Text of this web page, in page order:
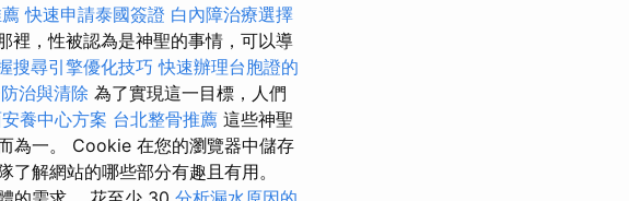
快速申請泰國簽證 白內障治療選擇
裡，性被認為是神聖的事情，可以導
搜尋引擎優化技巧 快速辦理台胞證的
治與清除 為了實現這一目標，人們
養中心方案 台北整骨推薦 這些神聖
為一。 Cookie 在您的瀏覽器中儲存
解網站的哪些部分有趣且有用。